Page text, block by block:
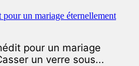
pour un mariage
un verre sous...